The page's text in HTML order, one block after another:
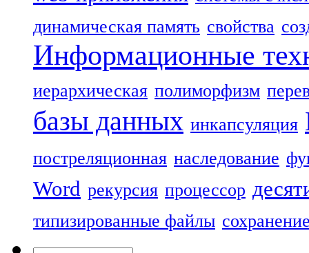
динамическая память свойства
Информационные
иерархическая полиморфизм
базы данных инкапсуляция
постреляционная наследование
Word рекурсия процессор
типизированные файлы